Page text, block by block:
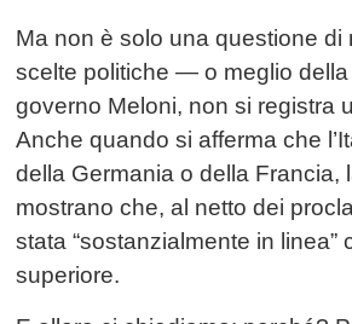
Ma non è solo una questione
scelte politiche — o meglio
governo Meloni, non si registra
Anche quando si afferma che
della Germania o della Francia,
mostrano che, al netto dei
stata “sostanzialmente in linea”
superiore.